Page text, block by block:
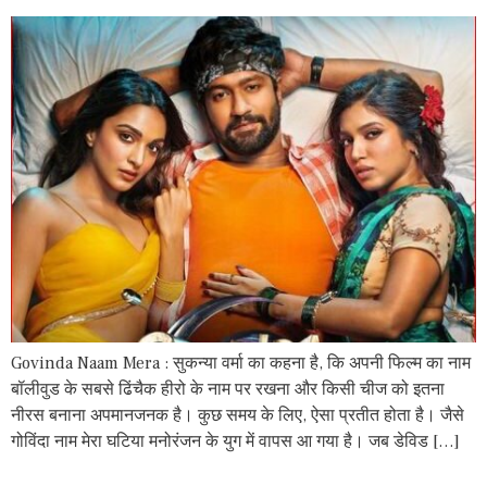
Govinda Naam Mera : सुकन्या वर्मा का कहना है, कि अपनी फिल्म का नाम
बॉलीवुड के सबसे ढिंचैक हीरो के नाम पर रखना और किसी चीज को इतना
नीरस बनाना अपमानजनक है। कुछ समय के लिए, ऐसा प्रतीत होता है। जैसे
गोविंदा नाम मेरा घटिया मनोरंजन के युग में वापस आ गया है। जब डेविड […]